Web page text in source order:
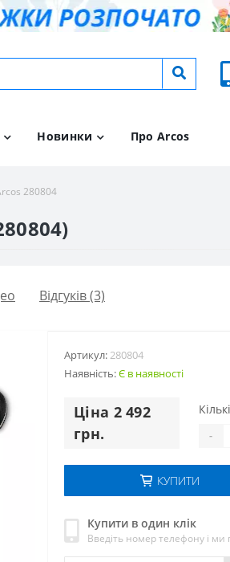
Новинки Про Arcos
280804
Відгуків (3)
Артикул:280804
Наявність:Є в наявності
Цiна 2 492
грн.
-
КУПИТИ
Купити в один клік
Введіть номер телефону і